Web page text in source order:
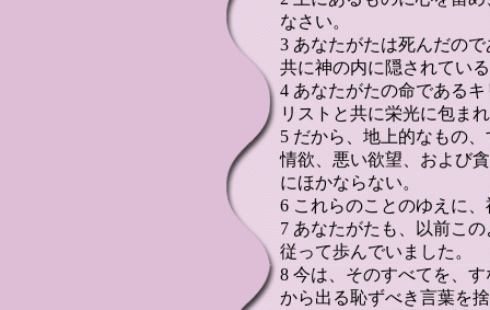
なさい。
3 あなたがたは死んだの
共に神の内に隠されてい
4 あなたがたの命である
リストと共に栄光に包ま
5 だから、地上的なもの
情欲、悪い欲望、および
にほかならない。
6 これらのことのゆえに
7 あなたがたも、以前こ
従って歩んでいました。
8 今は、そのすべてを、
から出る恥ずべき言葉を